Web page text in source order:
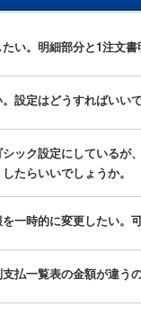
い。明細部分と1注文
設定はどうすればいいで
ック設定にしているが
たらいいでしょうか。
一時的に変更したい。
払一覧表の金額が違う